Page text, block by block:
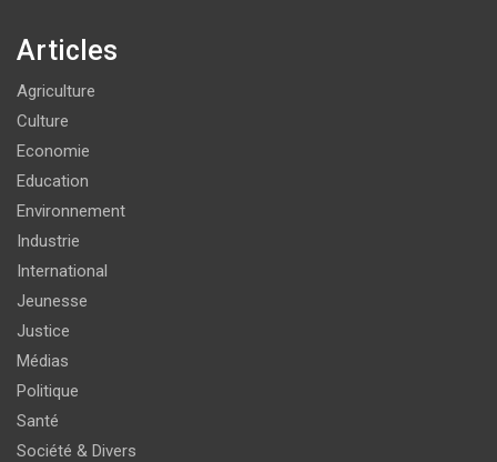
Articles
Agriculture
Culture
Economie
Education
Environnement
Industrie
International
Jeunesse
Justice
Médias
Politique
Santé
Société & Divers